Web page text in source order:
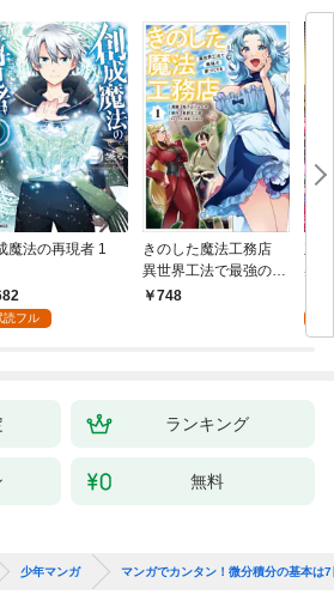
魔法の再現者 1
読フル
きのした魔法工務店
異世界工法で最強の家
づくりを（コミック）
748
兆
る
ランキング
無料
少年マンガ マンガでカンタン！微分積分の基本は